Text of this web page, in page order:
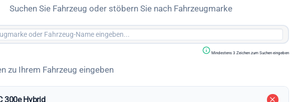
Suchen Sie Fahrzeug oder stöbern Sie nach Fahrzeugmarke
Mindestens 3 Zeichen zum Suchen eingeben
zu Ihrem Fahrzeug eingeben
300e Hybrid